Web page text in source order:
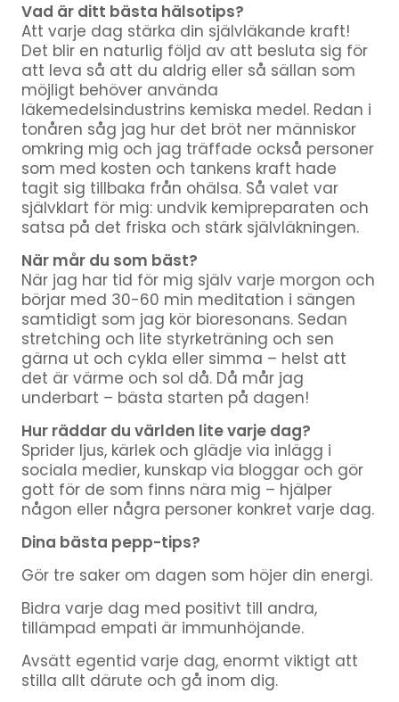
Vad är ditt bästa hälsotips?
Att varje dag stärka din självläkande kraft!
Det blir en naturlig följd av att besluta sig för
att leva så att du aldrig eller så sällan som
möjligt behöver använda
läkemedelsindustrins kemiska medel. Redan i
tonåren såg jag hur det bröt ner människor
omkring mig och jag träffade också personer
som med kosten och tankens kraft hade
tagit sig tillbaka från ohälsa. Så valet var
självklart för mig: undvik kemipreparaten och
satsa på det friska och stärk självläkningen.
När mår du som bäst?
När jag har tid för mig själv varje morgon och
börjar med 30-60 min meditation i sängen
samtidigt som jag kör bioresonans. Sedan
stretching och lite styrketräning och sen
gärna ut och cykla eller simma – helst att
det är värme och sol då. Då mår jag
underbart – bästa starten på dagen!
Hur räddar du världen lite varje dag?
Sprider ljus, kärlek och glädje via inlägg i
sociala medier, kunskap via bloggar och gör
gott för de som finns nära mig – hjälper
någon eller några personer konkret varje dag.
Dina bästa pepp-tips?
Gör tre saker om dagen som höjer din energi.
Bidra varje dag med positivt till andra,
tillämpad empati är immunhöjande.
Avsätt egentid varje dag, enormt viktigt att
stilla allt därute och gå inom dig.